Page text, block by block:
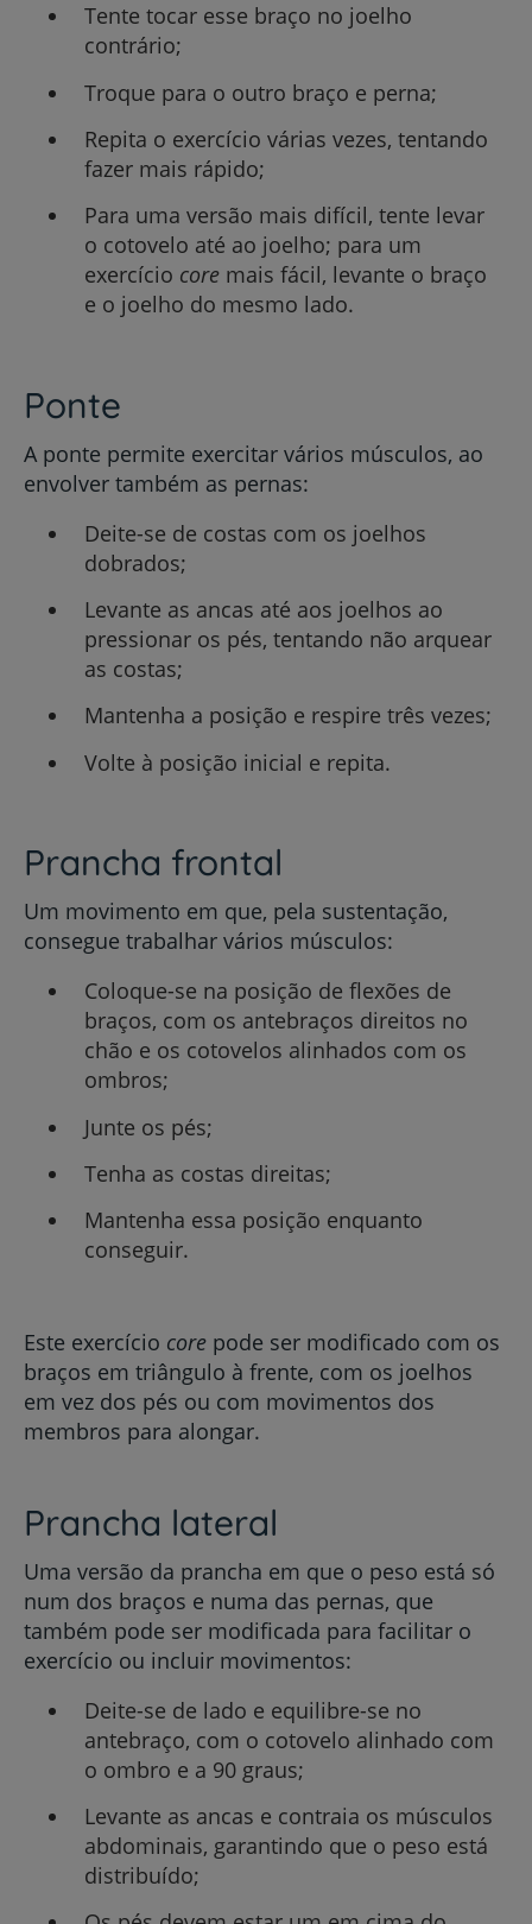
Tente tocar esse braço no joelho
contrário;
Troque para o outro braço e perna;
Repita o exercício várias vezes, tentando
fazer mais rápido;
Para uma versão mais difícil, tente levar
o cotovelo até ao joelho; para um
exercício coremais fácil, levante o braço
e o joelho do mesmo lado.
Ponte
A ponte permite exercitar vários músculos, ao
envolver também as pernas:
Deite-se de costas com os joelhos
dobrados;
Levante as ancas até aos joelhos ao
pressionar os pés, tentando não arquear
as costas;
Mantenha a posição e respire três vezes;
Volte à posição inicial e repita.
Prancha frontal
Um movimento em que, pela sustentação,
consegue trabalhar vários músculos:
Coloque-se na posição de flexões de
braços, com os antebraços direitos no
chão e os cotovelos alinhados com os
ombros;
Junte os pés;
Tenha as costas direitas;
Mantenha essa posição enquanto
conseguir.
Este exercício core pode ser modificado com os
braços em triângulo à frente, com os joelhos
em vez dos pés ou com movimentos dos
membros para alongar.
Prancha lateral
Uma versão da prancha em que o peso está só
num dos braços e numa das pernas, que
também pode ser modificada para facilitar o
exercício ou incluir movimentos:
Deite-se de lado e equilibre-se no
antebraço, com o cotovelo alinhado com
o ombro e a 90 graus;
Levante as ancas e contraia os músculos
abdominais, garantindo que o peso está
distribuído;